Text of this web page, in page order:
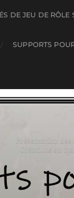
DE JEU DE RÔLE
SUPPORTS
Présentation des
Créations en